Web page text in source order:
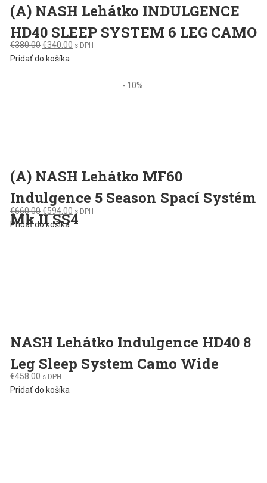
(A) NASH Lehátko INDULGENCE
HD40 SLEEP SYSTEM 6 LEG CAMO
€380.00Original
price
€340.00 Current
s DPH
Pridať do košíka
- 10%
(A) NASH Lehátko MF60
Indulgence 5 Season Spací Systém
Mk II SS4
€660.00Original
price
€594.00 Current
price
s DPH
Pridať do košíka
NASH Lehátko Indulgence HD40 8
Leg Sleep System Camo Wide
€458.00 s DPH
Pridať do košíka